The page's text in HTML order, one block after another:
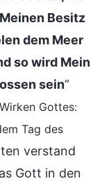
Besitz
dem Meer
so wird Mein
sein“
Gottes:
Tag des
verstand
Gott in den